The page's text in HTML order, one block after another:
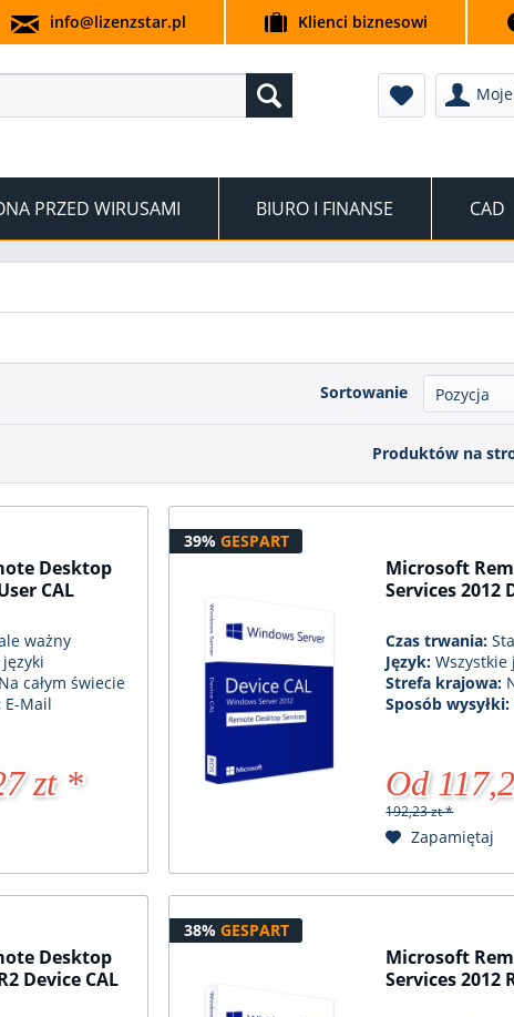
info@lizenzstar.pl Klienci biznesowi
PRZED WIRUSAMI BIURO I FINANSE CAD
Sortowanie
Produktów na
Desktop
CAL
ważny
Na całym świecie
E-Mail
zt *
39% GESPART
Microsoft
Services 2012
Czas trwania:
Język:Wszystkie
Strefa krajowa:
Sposób wysyłki:
Od
192,23 zt *
Zapamiętaj
Desktop
Device CAL
38% GESPART
Microsoft
Services 2012